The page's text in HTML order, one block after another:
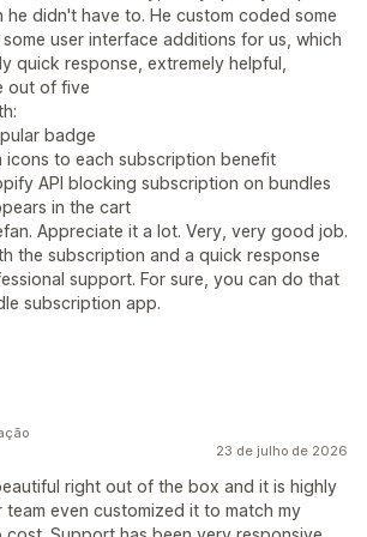
he didn't have to. He custom coded some
user interface additions for us, which
quick response, extremely helpful,
out of five
badge
icons to each subscription benefit
API blocking subscription on bundles
in the cart
Appreciate it a lot. Very, very good job.
the subscription and a quick response
support. For sure, you can do that
subscription app.
23 de julho de 2026
right out of the box and it is highly
team even customized it to match my